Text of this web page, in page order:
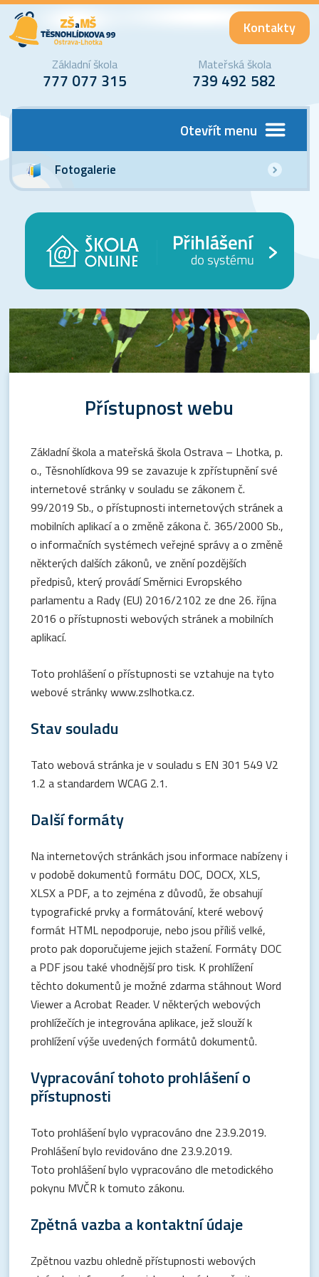
Kontakty
Základní škola
777 077 315
Mateřská škola
739 492 582
Otevřít menu
Fotogalerie
Přístupnost webu
Základní škola a mateřská škola Ostrava – Lhotka, p.
o., Těsnohlídkova 99 se zavazuje k zpřístupnění své
internetové stránky v souladu se zákonem č.
99/2019 Sb., o přístupnosti internetových stránek a
mobilních aplikací a o změně zákona č. 365/2000 Sb.,
o informačních systémech veřejné správy a o změně
některých dalších zákonů, ve znění pozdějších
předpisů, který provádí Směrnici Evropského
parlamentu a Rady (EU) 2016/2102 ze dne 26. října
2016 o přístupnosti webových stránek a mobilních
aplikací.
Toto prohlášení o přístupnosti se vztahuje na tyto
webové stránky www.zslhotka.cz.
Stav souladu
Tato webová stránka je v souladu s EN 301 549 V2
1.2 a standardem WCAG 2.1.
Další formáty
Na internetových stránkách jsou informace nabízeny i
v podobě dokumentů formátu DOC, DOCX, XLS,
XLSX a PDF, a to zejména z důvodů, že obsahují
typografické prvky a formátování, které webový
formát HTML nepodporuje, nebo jsou příliš velké,
proto pak doporučujeme jejich stažení. Formáty DOC
a PDF jsou také vhodnější pro tisk. K prohlížení
těchto dokumentů je možné zdarma stáhnout Word
Viewer a Acrobat Reader. V některých webových
prohlížečích je integrována aplikace, jež slouží k
prohlížení výše uvedených formátů dokumentů.
Vypracování tohoto prohlášení o
přístupnosti
Toto prohlášení bylo vypracováno dne 23.9.2019.
Prohlášení bylo revidováno dne 23.9.2019.
Toto prohlášení bylo vypracováno dle metodického
pokynu MVČR k tomuto zákonu.
Zpětná vazba a kontaktní údaje
Zpětnou vazbu ohledně přístupnosti webových